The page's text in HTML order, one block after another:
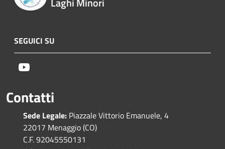
SEGUICI SU
Contatti
Sede Legale: Piazzale Vittorio Emanuele, 4
22017 Menaggio (CO)
C.F. 92045550131